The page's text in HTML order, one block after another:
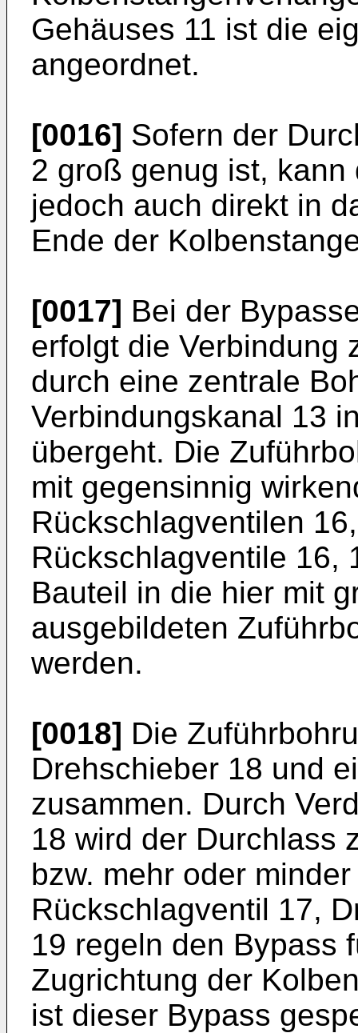
Gehäuses 11 ist die
angeordnet.
[0016] Sofern der
2 groß genug ist,
jedoch auch direkt in
Ende der
[0017] Bei der
erfolgt die Verbindung
durch eine zentrale
Verbindungskanal 13
übergeht. Die
mit gegensinnig
Rückschlagventilen
Rückschlagventile 16,
Bauteil in die hier mit
ausgebildeten
werden.
[0018] Die
Drehschieber 18 und
zusammen. Durch
18 wird der Durchlass
bzw. mehr oder
Rückschlagventil 17,
19 regeln den Bypass
Zugrichtung der
ist dieser Bypass